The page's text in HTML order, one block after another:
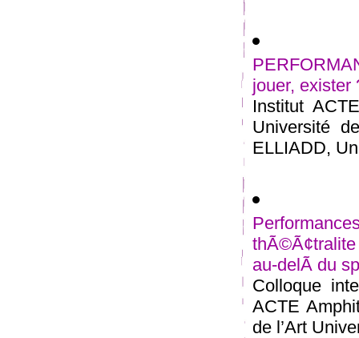
jouer, exister
Institut
Université
ELLIADD,
au-delÃ du
Colloque
ACTE
de l’Art